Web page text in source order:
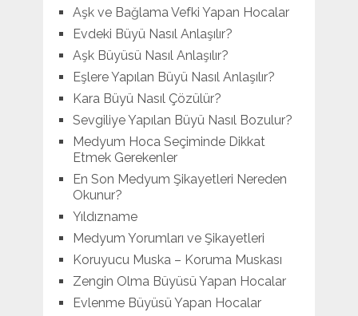
Aşk ve Bağlama Vefki Yapan Hocalar
Evdeki Büyü Nasıl Anlaşılır?
Aşk Büyüsü Nasıl Anlaşılır?
Eşlere Yapılan Büyü Nasıl Anlaşılır?
Kara Büyü Nasıl Çözülür?
Sevgiliye Yapılan Büyü Nasıl Bozulur?
Medyum Hoca Seçiminde Dikkat
Etmek Gerekenler
En Son Medyum Şikayetleri Nereden
Okunur?
Yıldızname
Medyum Yorumları ve Şikayetleri
Koruyucu Muska – Koruma Muskası
Zengin Olma Büyüsü Yapan Hocalar
Evlenme Büyüsü Yapan Hocalar